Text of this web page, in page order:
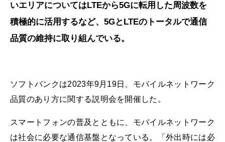
いエリアについてはLTEから5Gに転用した周波数を
積極的に活用するなど、5GとLTEのトータルで通信
品質の維持に取り組んでいる。
ソフトバンクは2023年9月19日、モバイルネットワーク
品質のあり方に関する説明会を開催した。
スマートフォンの普及とともに、モバイルネットワーク
は社会に必要な通信基盤となっている。「外出時には必